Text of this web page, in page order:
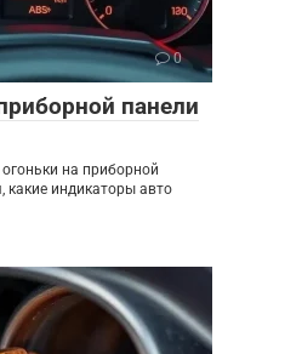
0
панели
на приборной
какие индикаторы авто